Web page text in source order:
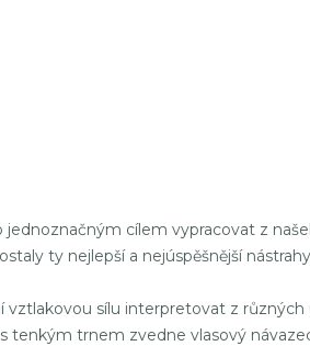
cílem vypracovat z
ty nejlepší a nejúspěšnější
vztlakovou sílu interpretovat z
tenkým trnem zvedne vlasový